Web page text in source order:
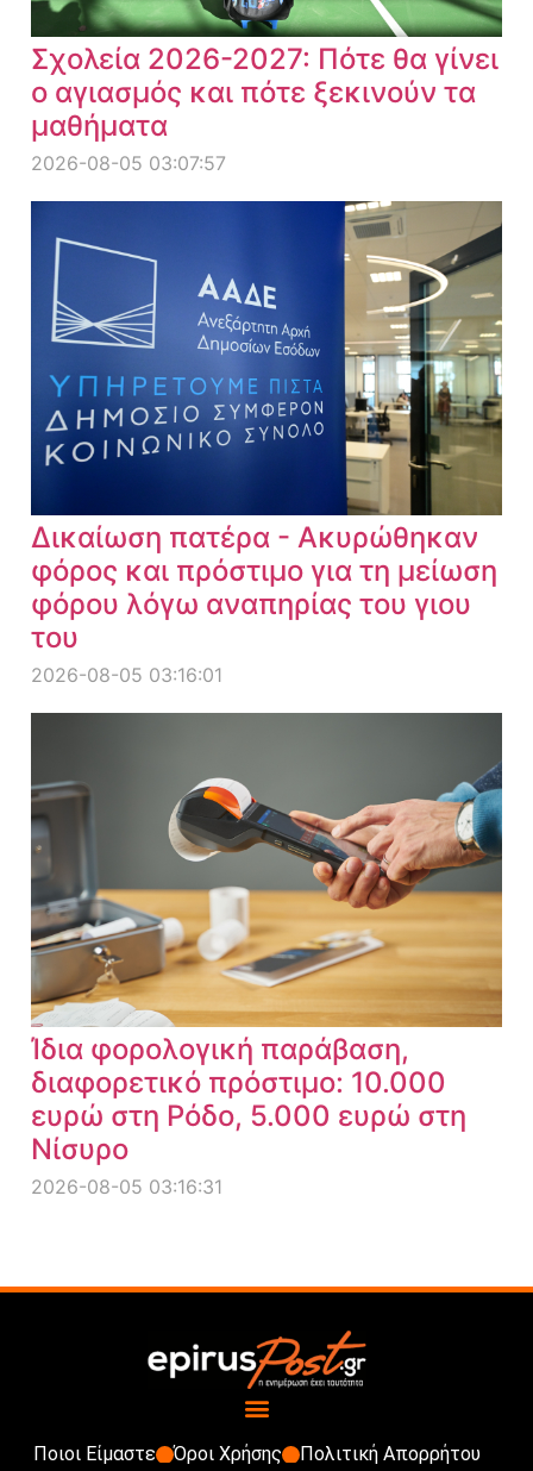
Σχολεία 2026-2027: Πότε θα γίνει
ο αγιασμός και πότε ξεκινούν τα
μαθήματα
2026-08-05 03:07:57
Δικαίωση πατέρα - Ακυρώθηκαν
φόρος και πρόστιμο για τη μείωση
φόρου λόγω αναπηρίας του γιου
του
2026-08-05 03:16:01
Ίδια φορολογική παράβαση,
διαφορετικό πρόστιμο: 10.000
ευρώ στη Ρόδο, 5.000 ευρώ στη
Νίσυρο
2026-08-05 03:16:31
Ποιοι Είμαστε Όροι Χρήσης Πολιτική Απορρήτου